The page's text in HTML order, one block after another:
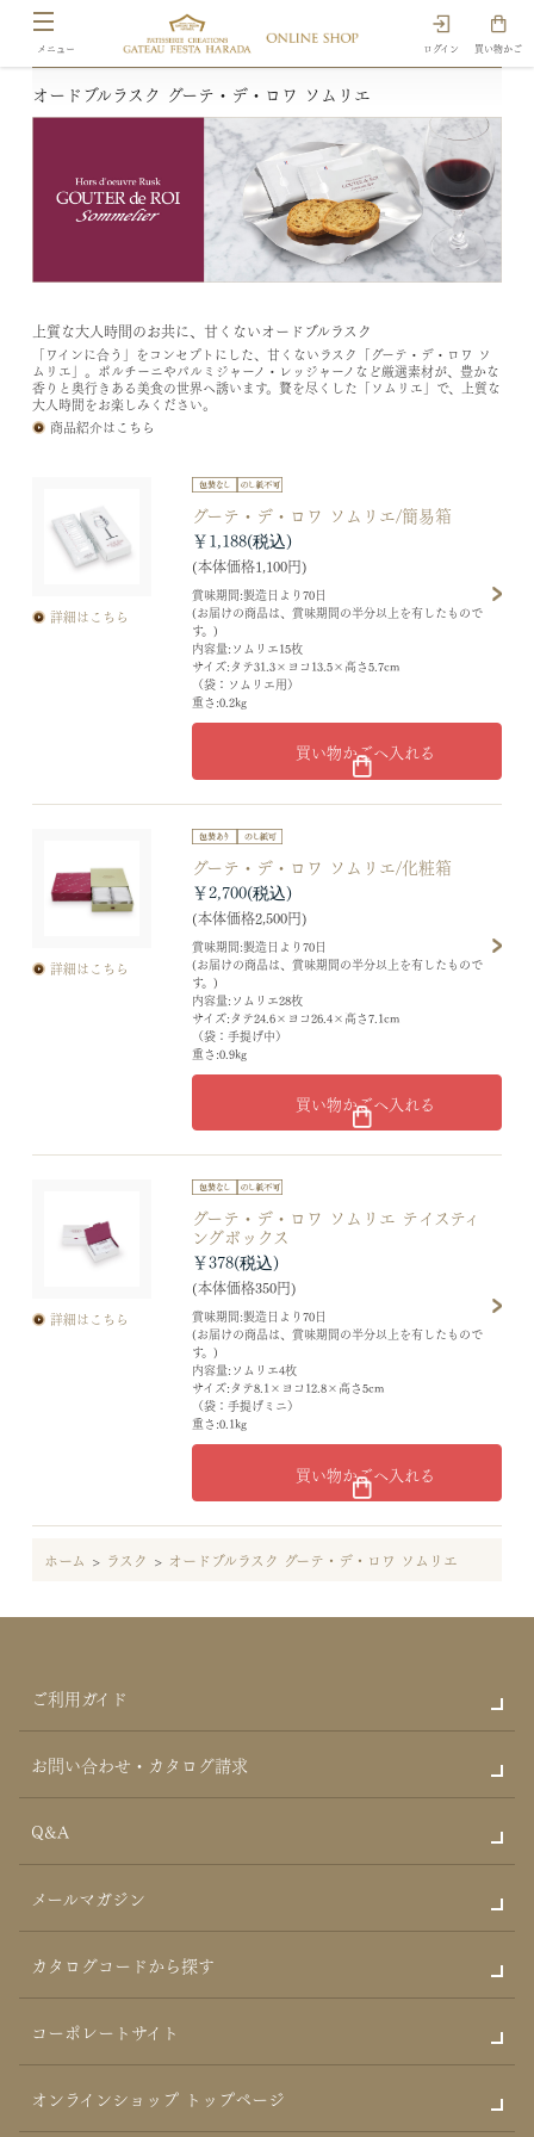
ログイン 買い物かご
オードブルラスク グーテ・デ・ロワ ソムリエ
上質な大人時間のお共に、甘くないオードブルラスク
「ワインに合う」をコンセプトにした、甘くないラスク「グーテ・デ・ロワ ソ
ムリエ」。ポルチーニやパルミジャーノ・レッジャーノなど厳選素材が、豊かな
香りと奥行きある美食の世界へ誘います。贅を尽くした「ソムリエ」で、上質な
大人時間をお楽しみください。
商品紹介はこちら
詳細はこちら
グーテ・デ・ロワ ソムリエ/簡易箱
賞味期間:製造日より70日
(お届けの商品は、賞味期間の半分以上を有したもので
す。)
内容量:ソムリエ15枚
サイズ:タテ31.3×ヨコ13.5×高さ5.7cm
（袋：ソムリエ用）
重さ:0.2kg
￥1,188
(本体価格1,100円)
買い物かごへ入れる
詳細はこちら
グーテ・デ・ロワ ソムリエ/化粧箱
賞味期間:製造日より70日
(お届けの商品は、賞味期間の半分以上を有したもので
す。)
内容量:ソムリエ28枚
サイズ:タテ24.6×ヨコ26.4×高さ7.1cm
（袋：手提げ中）
重さ:0.9kg
￥2,700
(本体価格2,500円)
買い物かごへ入れる
詳細はこちら
グーテ・デ・ロワ ソムリエ テイスティ
ングボックス
賞味期間:製造日より70日
(お届けの商品は、賞味期間の半分以上を有したもので
す。)
内容量:ソムリエ4枚
サイズ:タテ8.1×ヨコ12.8×高さ5cm
（袋：手提げミニ）
重さ:0.1kg
￥378
(本体価格350円)
買い物かごへ入れる
ホーム > ラスク > オードブルラスク グーテ・デ・ロワ ソムリエ
ご利用ガイド
お問い合わせ・カタログ請求
Q&A
メールマガジン
カタログコードから探す
コーポレートサイト
オンラインショップ トップページ